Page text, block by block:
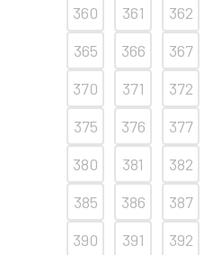
360
361 362
365
366 367
370
371 372
375
376 377
380
381 382
385
386 387
390
391 392